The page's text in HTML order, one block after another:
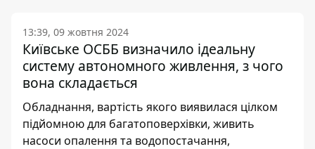
13:39, 09 жовтня 2024
Київське ОСББ визначило ідеальну
систему автономного живлення, з чого
вона складається
Обладнання, вартість якого виявилася цілком
підйомною для багатоповерхівки, живить
насоси опалення та водопостачання,